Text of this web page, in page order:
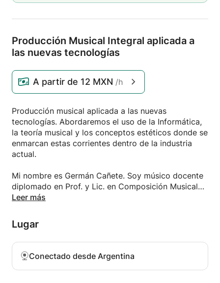
Producción Musical Integral aplicada a
las nuevas tecnologías
A partir de 12 MXN /h
Producción musical aplicada a las nuevas
tecnologías. Abordaremos el uso de la Informática,
la teoría musical y los conceptos estéticos donde se
enmarcan estas corrientes dentro de la industria
actual.
Mi nombre es Germán Cañete. Soy músico docente
diplomado en Prof. y Lic. en Composición Musical
de la Facultad de Bellas Artes, Universidad Nacional
Con el transcurso de las clases te iré guiando para
que puedas realizar tus propias producciones con la
tecnología que tengas al alcance o bien si ya tienes
conocimiento, ayudarte a producir y desarrollar tus
proyectos.
Leer más
Lugar
Conectado desde Argentina